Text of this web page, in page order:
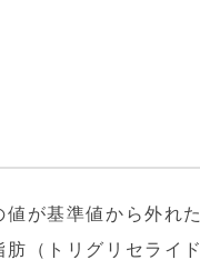
値が基準値から外
（トリグリセライ